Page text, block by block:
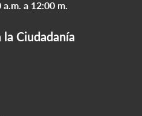
a 12:00 m.
Ciudadanía